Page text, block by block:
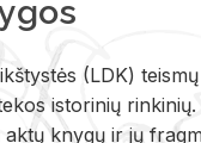
(LDK)
is­to­ri­nių
kny­gų ir jų